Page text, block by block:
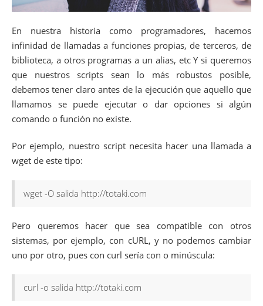
En nuestra historia como programadores, hacemos
infinidad de llamadas a funciones propias, de terceros, de
biblioteca, a otros programas a un alias, etc Y si queremos
que nuestros scripts sean lo más robustos posible,
debemos tener claro antes de la ejecución que aquello que
llamamos se puede ejecutar o dar opciones si algún
comando o función no existe.
Por ejemplo, nuestro script necesita hacer una llamada a
wget de este tipo:
wget -O salida http://totaki.com
Pero queremos hacer que sea compatible con otros
sistemas, por ejemplo, con cURL, y no podemos cambiar
uno por otro, pues con curl sería con o minúscula:
curl -o salida http://totaki.com